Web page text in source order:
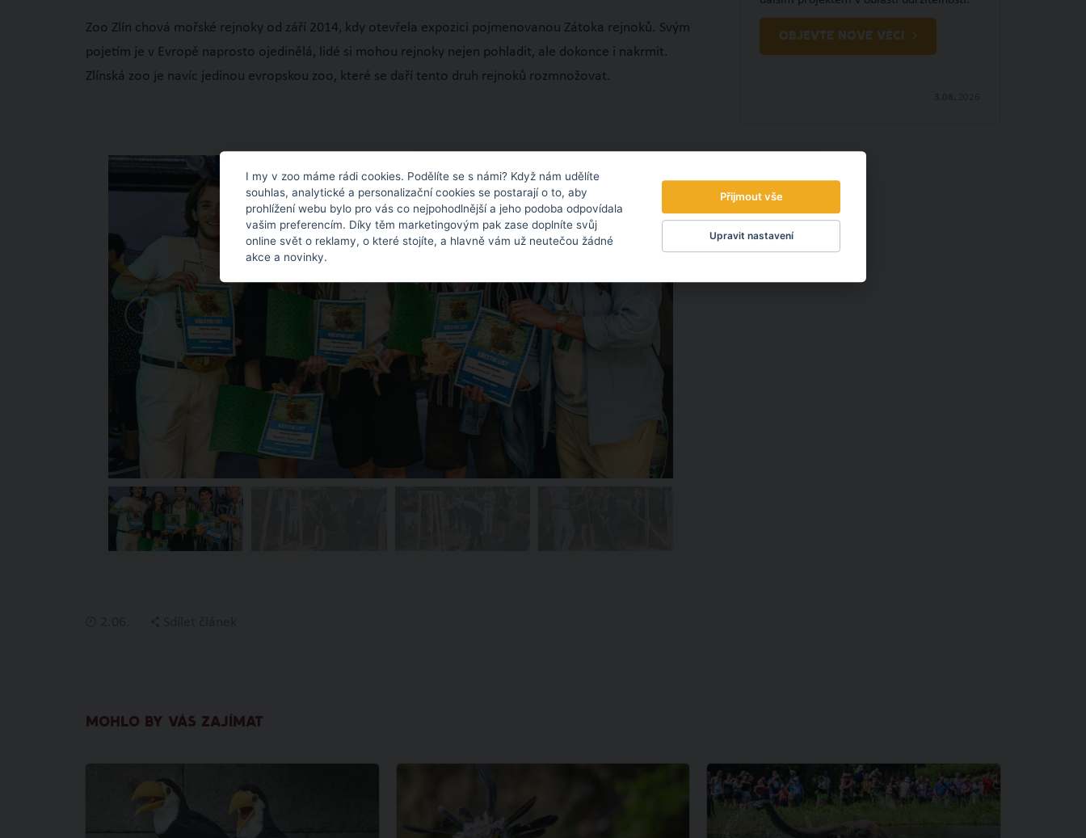
Zoo Zlín chová mořské rejnoky od září 2014, kdy otevřela expozici pojmenovanou Zátoka rejnoků. Svým
pojetím je v Evropě naprosto ojedinělá, lidé si mohou rejnoky nejen pohladit, ale dokonce i nakrmit.
Zlínská zoo je navíc jedinou evropskou zoo, které se daří tento druh rejnoků rozmnožovat.
OBJEVTE NOVÉ VĚCI
MOHLO BY VÁS ZAJÍMAT
I my v zoo máme rádi cookies. Podělíte se s námi? Když nám udělíte
souhlas, analytické a personalizační cookies se postarají o to, aby
prohlížení webu bylo pro vás co nejpohodlnější a jeho podoba odpovídala
vašim preferencím. Díky těm marketingovým pak zase doplníte svůj
online svět o reklamy, o které stojíte, a hlavně vám už neutečou žádné
akce a novinky.
Přijmout vše
Upravit nastavení